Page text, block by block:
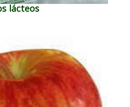
lácteos